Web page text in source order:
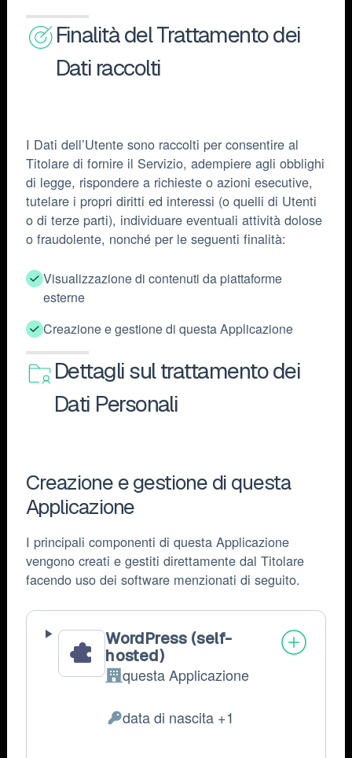
Finalità del Trattamento dei
Dati raccolti
I Dati dell’Utente sono raccolti per consentire al
Titolare di fornire il Servizio, adempiere agli obblighi
di legge, rispondere a richieste o azioni esecutive,
tutelare i propri diritti ed interessi (o quelli di Utenti
o di terze parti), individuare eventuali attività dolose
o fraudolente, nonché per le seguenti finalità:
Visualizzazione di contenuti da piattaforme
esterne
Creazione e gestione di questa Applicazione
Dettagli sul trattamento dei
Dati Personali
Creazione e gestione di questa
Applicazione
I principali componenti di questa Applicazione
vengono creati e gestiti direttamente dal Titolare
facendo uso dei software menzionati di seguito.
WordPress (self-
hosted)
Azienda:
questa Applicazione
Datidata di nascita +1